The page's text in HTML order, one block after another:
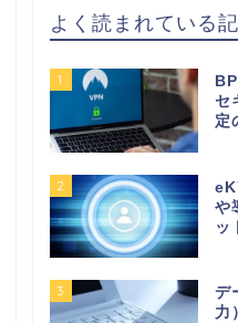
よく読まれている
1
セ
定
2
や
ッ
3
デ
力